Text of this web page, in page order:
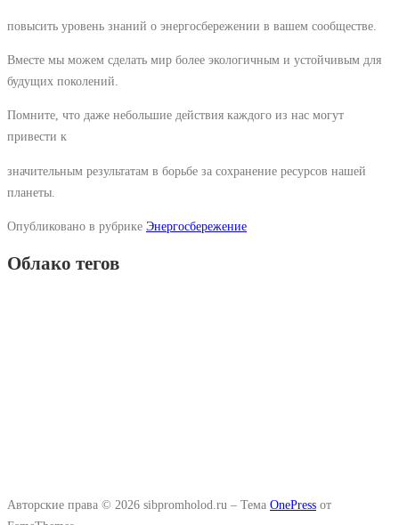
повысить уровень знаний о энергосбережении в вашем сообществе.
Вместе мы можем сделать мир более экологичным и устойчивым для
будущих поколений.
Помните, что даже небольшие действия каждого из нас могут
привести к
значительным результатам в борьбе за сохранение ресурсов нашей
планеты.
Опубликовано в рубрике Энергосбережение
Облако тегов
Авторские права © 2026 sibpromholod.ru – Тема OnePress от